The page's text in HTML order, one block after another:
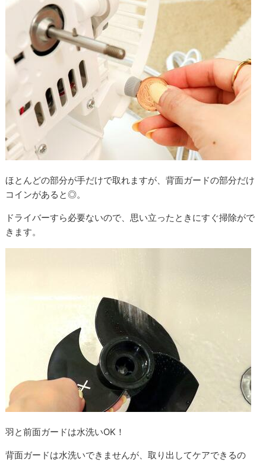
ほとんどの部分が手だけで取れますが、背面ガードの部分だけ
コインがあると◎。
ドライバーすら必要ないので、思い立ったときにすぐ掃除がで
きます。
羽と前面ガードは水洗いOK！
背面ガードは水洗いできませんが、取り出してケアできるの